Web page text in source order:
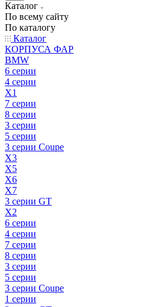
Каталог
По всему сайту
По каталогу
Каталог
КОРПУСА ФАР
BMW
6 серии
4 серии
X1
7 серии
8 серии
3 серии
5 серии
3 серии Coupe
X3
X5
X6
X7
3 серии GT
X2
6 серии
4 серии
7 серии
8 серии
3 серии
5 серии
3 серии Coupe
1 серии